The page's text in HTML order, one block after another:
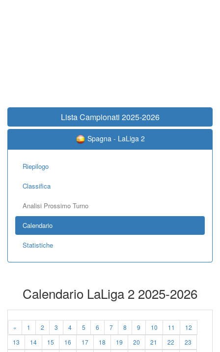
Lista Campionati 2025-2026
Spagna - LaLiga 2
Riepilogo
Classifica
Analisi Prossimo Turno
Calendario
Statistiche
Calendario LaLiga 2 2025-2026
« 1 2 3 4 5 6 7 8 9 10 11
12
13
14 15 16 17 18 19 20 21 22
23